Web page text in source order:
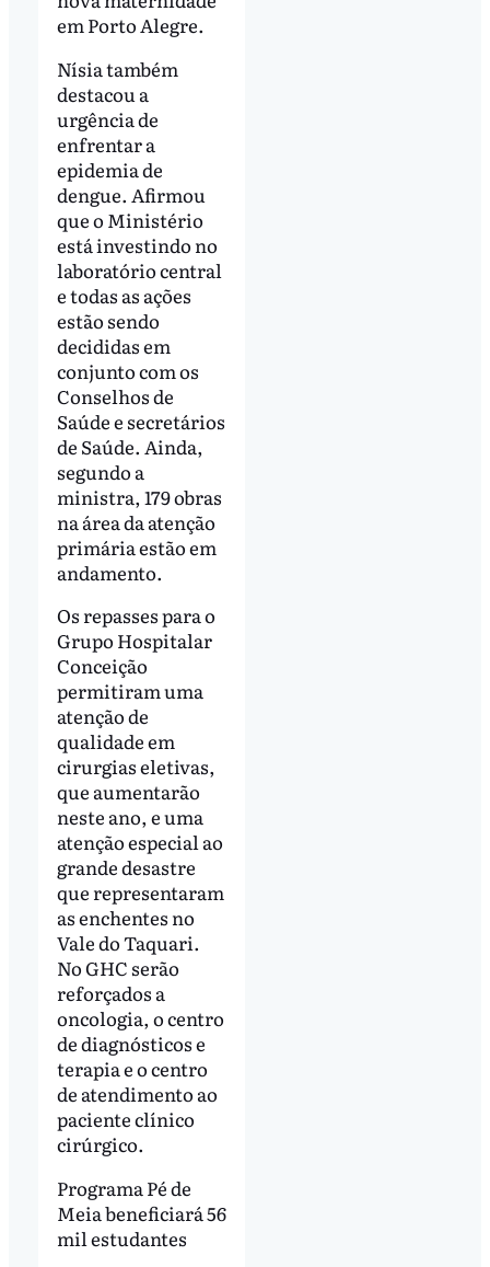
em Porto Alegre.
Nísia também
destacou a
urgência de
enfrentar a
epidemia de
dengue. Afirmou
que o Ministério
está investindo no
laboratório central
e todas as ações
estão sendo
decididas em
conjunto com os
Conselhos de
Saúde e secretários
de Saúde. Ainda,
segundo a
ministra, 179 obras
na área da atenção
primária estão em
andamento.
Os repasses para o
Grupo Hospitalar
Conceição
permitiram uma
atenção de
qualidade em
cirurgias eletivas,
que aumentarão
neste ano, e uma
atenção especial ao
grande desastre
que representaram
as enchentes no
Vale do Taquari.
No GHC serão
reforçados a
oncologia, o centro
de diagnósticos e
terapia e o centro
de atendimento ao
paciente clínico
cirúrgico.
Programa Pé de
Meia beneficiará 56
mil estudantes